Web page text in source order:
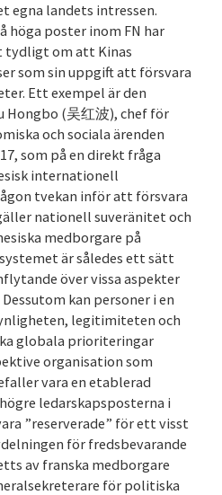
egna landets intressen.
höga poster inom FN har
tydligt om att Kinas
som sin uppgift att försvara
Ett exempel är den
Hongbo (吴红波), chef för
och sociala ärenden
som på en direkt fråga
internationell
tvekan inför att försvara
nationell suveränitet och
medborgare på
är således ett sätt
över vissa aspekter
kan personer i en
legitimiteten och
globala prioriteringar
organisation som
vara en etablerad
ledarskapsposterna i
”reserverade” för ett visst
för fredsbevarande
av franska medborgare
för politiska